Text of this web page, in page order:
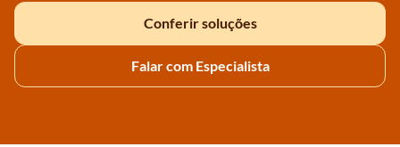
Conferir soluções
Falar com Especialista